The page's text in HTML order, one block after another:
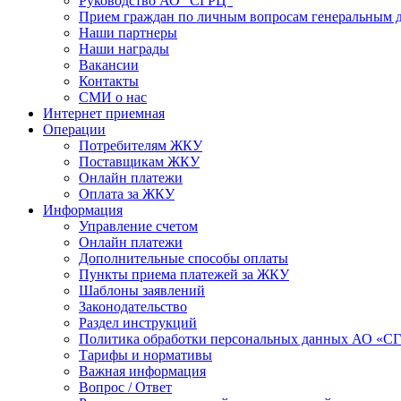
Прием граждан по личным вопросам генеральным
Наши партнеры
Наши награды
Вакансии
Контакты
СМИ о нас
Интернет приемная
Операции
Потребителям ЖКУ
Поставщикам ЖКУ
Онлайн платежи
Оплата за ЖКУ
Информация
Управление счетом
Онлайн платежи
Дополнительные способы оплаты
Пункты приема платежей за ЖКУ
Шаблоны заявлений
Законодательство
Раздел инструкций
Политика обработки персональных данных АО
Тарифы и нормативы
Важная информация
Вопрос / Ответ